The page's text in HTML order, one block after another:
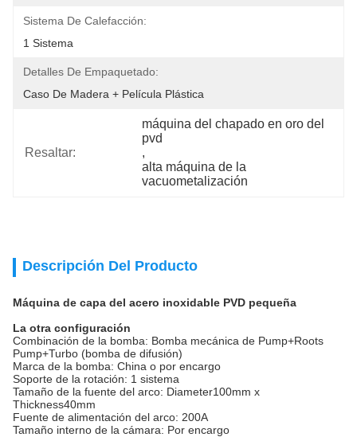
Sistema De Calefacción:
1 Sistema
Detalles De Empaquetado:
Caso De Madera + Película Plástica
Resaltar:
máquina del chapado en oro del
pvd
,
alta máquina de la
vacuometalización
Descripción Del Producto
Máquina de capa del acero inoxidable PVD pequeña
La otra configuración
Combinación de la bomba: Bomba mecánica de Pump+Roots
Pump+Turbo (bomba de difusión)
Marca de la bomba: China o por encargo
Soporte de la rotación: 1 sistema
Tamaño de la fuente del arco: Diameter100mm x
Thickness40mm
Fuente de alimentación del arco: 200A
Tamaño interno de la cámara: Por encargo